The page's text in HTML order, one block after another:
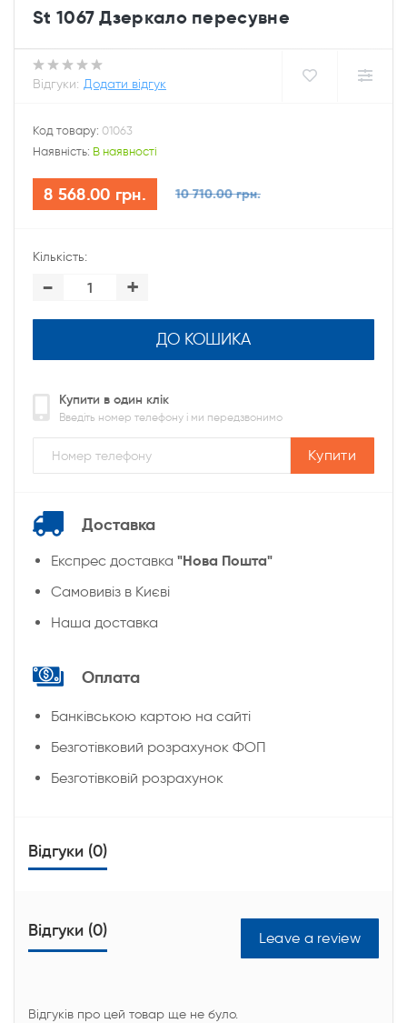
St 1067 Дзеркало пересувне
Відгуки: Додати відгук
Код товару: 01063
Наявність: В наявності
8 568.00 грн. 10 710.00 грн.
Кількість:
- +
ДО КОШИКА
Купити в один клік
Введіть номер телефону і ми передзвонимо
Купити
Доставка
Експрес доставка "Нова Пошта"
Cамовивіз в Києві
Наша доставка
Оплата
Банківською картою на сайті
Безготівковий розрахунок ФОП
Безготівковій розрахунок
Відгуки (0)
Відгуки (0) Leave a review
Відгуків про цей товар ще не було.